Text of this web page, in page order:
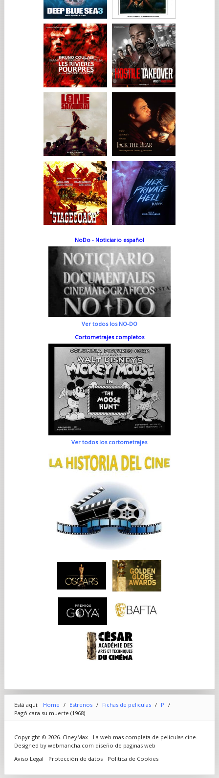
NoDo - Noticiario español
Ver todos los NO-DO
Cortometrajes completos
Ver todos los cortometrajes
Está aquí: Home / Estrenos / Fichas de peliculas / P /
Pagó cara su muerte (1968)
Copyright © 2026. CineyMax - La web mas completa de películas cine.
Designed by webmancha.com diseño de paginas web
Aviso Legal
Protección de datos Politica de Cookies